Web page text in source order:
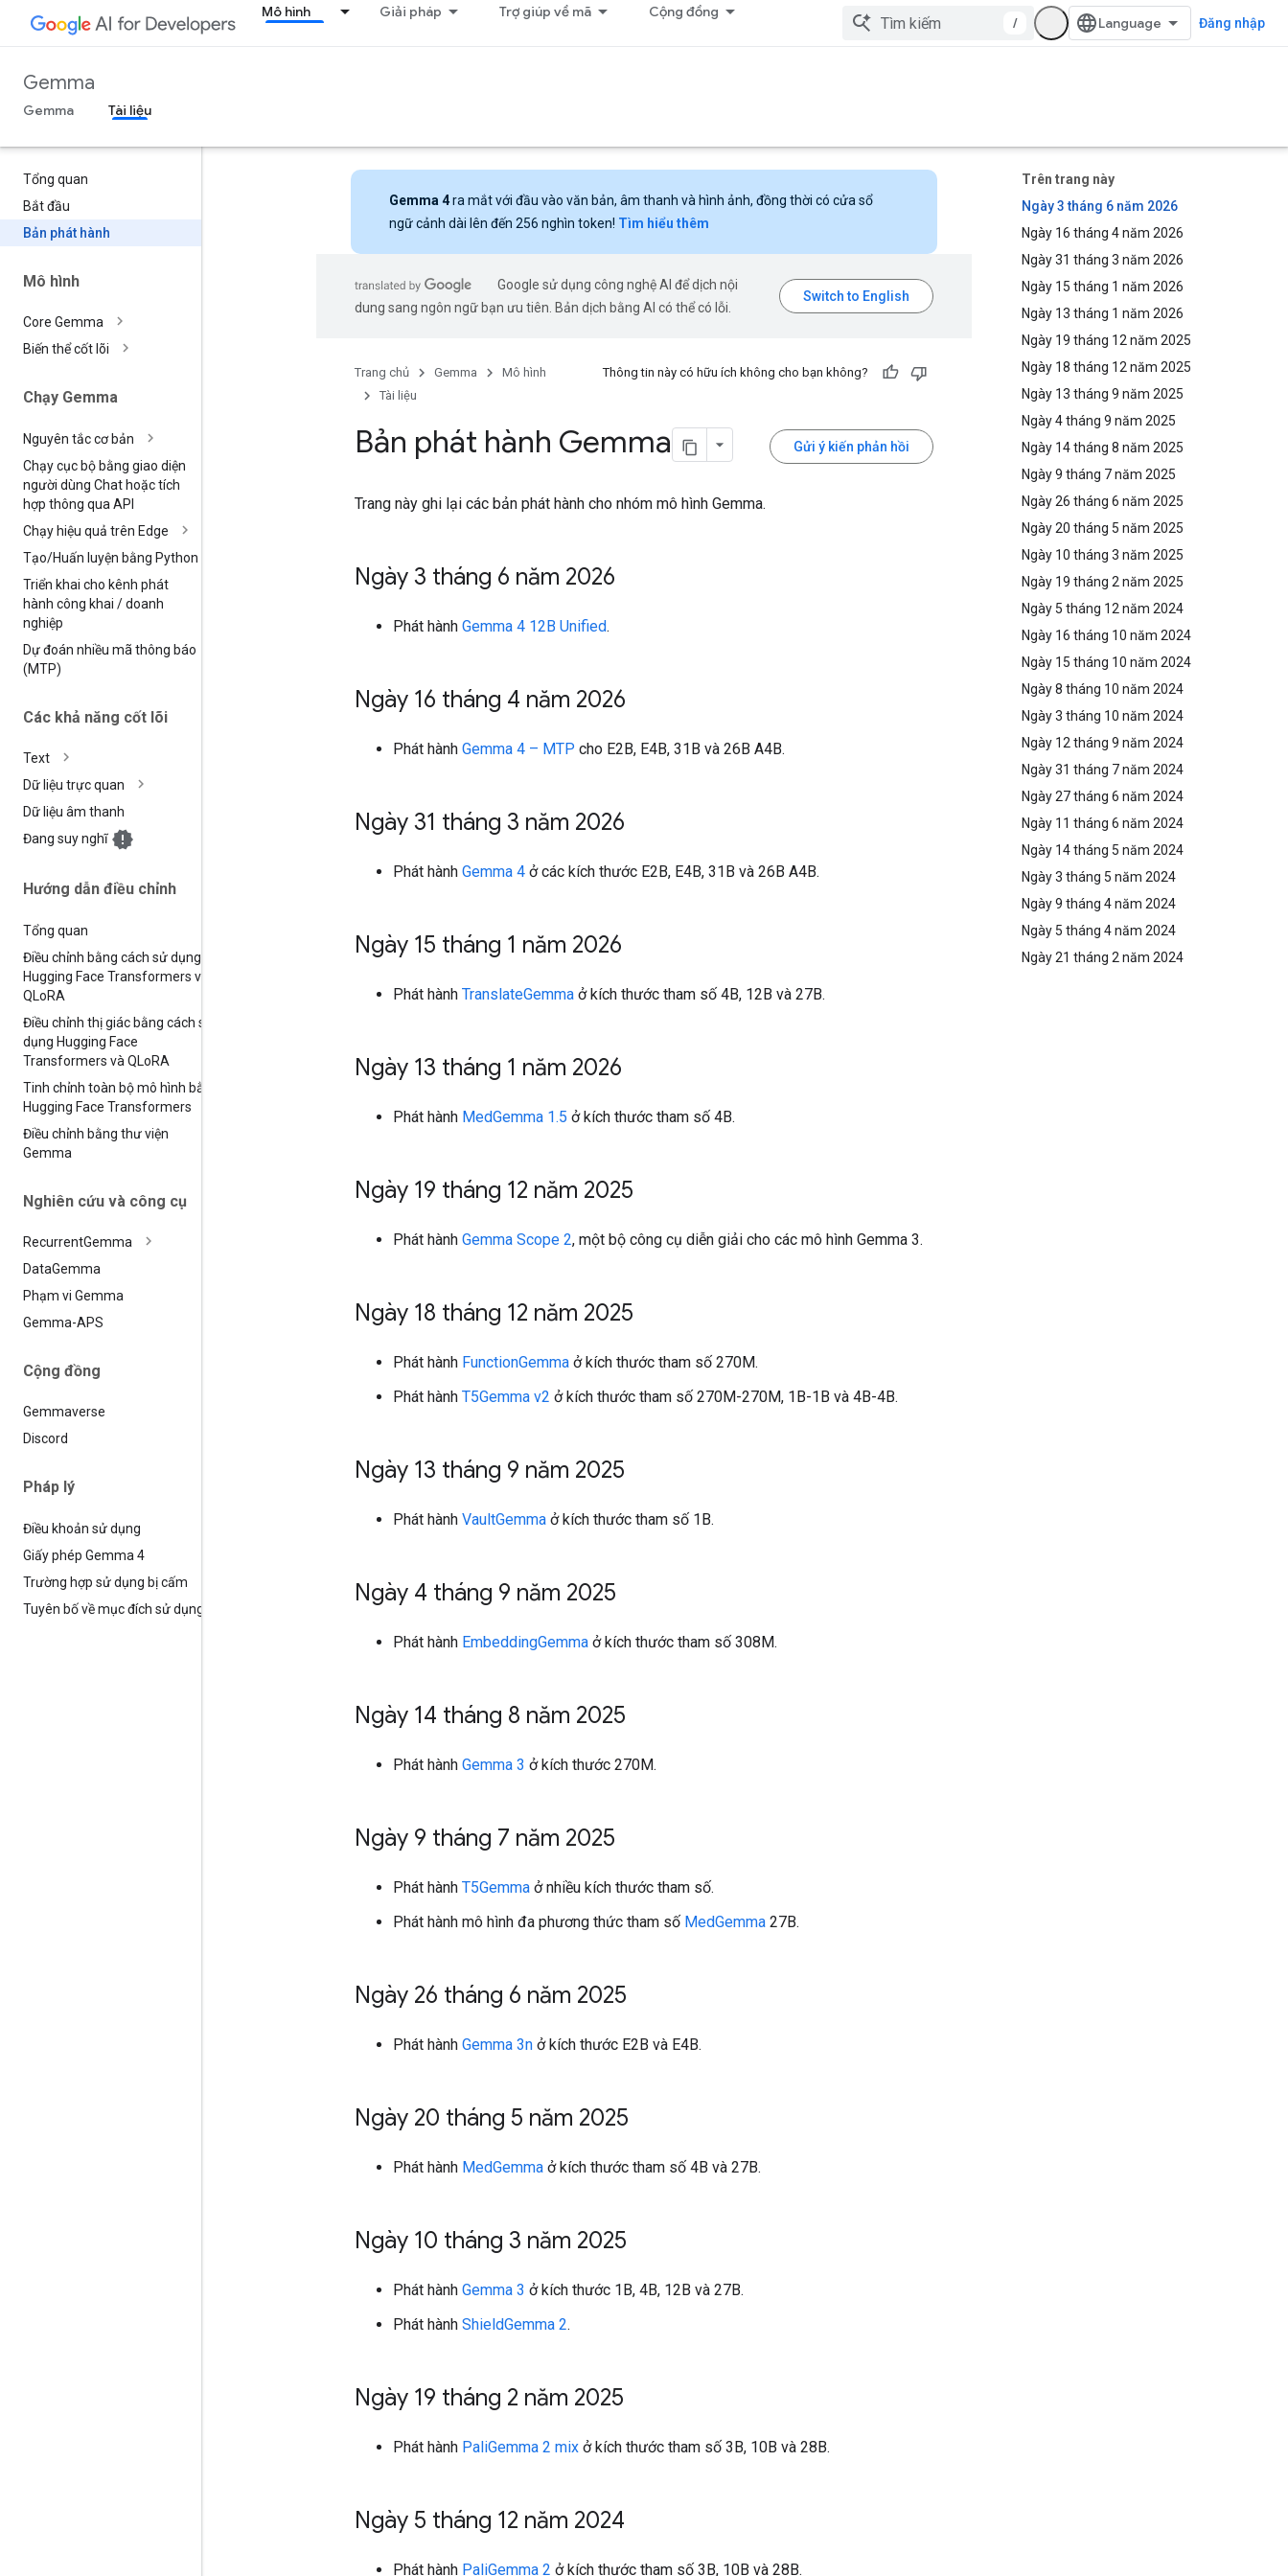
Mô hình Giải pháp Trợ giúp về mã Cộng đồng
/ Đăng nhập
Gemma
Gemma Tài liệu
Tổng quan
Bắt đầu
Bản phát hành
Mô hình
Core Gemma
Biến thể cốt lõi
Chạy Gemma
Nguyên tắc cơ bản
Chạy cục bộ bằng giao diện
người dùng Chat hoặc tích
hợp thông qua API
Chạy hiệu quả trên Edge
Tạo/Huấn luyện bằng Python
Triển khai cho kênh phát
hành công khai /doanh
nghiệp
Dự đoán nhiều mã thông báo
(MTP)
Các khả năng cốt lõi
Text
Dữ liệu trực quan
Dữ liệu âm thanh
Đang suy nghĩ
Hướng dẫn điều chỉnh
Tổng quan
Điều chỉnh bằng cách sử dụng
Hugging Face Transformers và
QLoRA
Điều chỉnh thị giác bằng cách sử
dụng Hugging Face
Transformers và QLoRA
Tinh chỉnh toàn bộ mô hình bằng
Hugging Face Transformers
Điều chỉnh bằng thư viện
Gemma
Nghiên cứu và công cụ
RecurrentGemma
DataGemma
Phạm vi Gemma
Gemma-APS
Cộng đồng
Gemmaverse
Discord
Pháp lý
Điều khoản sử dụng
Giấy phép Gemma 4
Trường hợp sử dụng bị cấm
Tuyên bố về mục đích sử dụng
Trên trang này
Ngày 3 tháng 6 năm 2026
Ngày 16 tháng 4 năm 2026
Ngày 31 tháng 3 năm 2026
Ngày 15 tháng 1 năm 2026
Ngày 13 tháng 1 năm 2026
Ngày 19 tháng 12 năm 2025
Ngày 18 tháng 12 năm 2025
Ngày 13 tháng 9 năm 2025
Ngày 4 tháng 9 năm 2025
Ngày 14 tháng 8 năm 2025
Ngày 9 tháng 7 năm 2025
Ngày 26 tháng 6 năm 2025
Ngày 20 tháng 5 năm 2025
Ngày 10 tháng 3 năm 2025
Ngày 19 tháng 2 năm 2025
Ngày 5 tháng 12 năm 2024
Ngày 16 tháng 10 năm 2024
Ngày 15 tháng 10 năm 2024
Ngày 8 tháng 10 năm 2024
Ngày 3 tháng 10 năm 2024
Ngày 12 tháng 9 năm 2024
Ngày 31 tháng 7 năm 2024
Ngày 27 tháng 6 năm 2024
Ngày 11 tháng 6 năm 2024
Ngày 14 tháng 5 năm 2024
Ngày 3 tháng 5 năm 2024
Ngày 9 tháng 4 năm 2024
Ngày 5 tháng 4 năm 2024
Ngày 21 tháng 2 năm 2024
Gemma 4ra mắt với đầu vào văn bản, âm thanh và hình ảnh, đồng thời có cửa sổ
ngữ cảnh dài lên đến 256 nghìn token! Tìm hiểu thêm
Google sử dụng công nghệ AI để dịch nội
dung sang ngôn ngữ bạn ưu tiên. Bản dịch bằng AI có thể có lỗi.
Trang chủ Gemma
Mô hình
Tài liệu
Thông tin này có hữu ích không cho bạn không?
Gửi ý kiến phản hồi
Bản phát hành Gemma
Trang này ghi lại các bản phát hành cho nhóm mô hình Gemma.
Ngày 3 tháng 6 năm 2026
Phát hành Gemma 4 12B Unified.
Ngày 16 tháng 4 năm 2026
Phát hành Gemma 4 – MTP cho E2B, E4B, 31B và 26B A4B.
Ngày 31 tháng 3 năm 2026
Phát hành Gemma 4 ở các kích thước E2B, E4B, 31B và 26B A4B.
Ngày 15 tháng 1 năm 2026
Phát hành TranslateGemma ở kích thước tham số 4B, 12B và 27B.
Ngày 13 tháng 1 năm 2026
Phát hành MedGemma 1.5 ở kích thước tham số 4B.
Ngày 19 tháng 12 năm 2025
Phát hành Gemma Scope 2, một bộ công cụ diễn giải cho các mô hình Gemma 3.
Ngày 18 tháng 12 năm 2025
Phát hành FunctionGemma ở kích thước tham số 270M.
Phát hành T5Gemma v2 ở kích thước tham số 270M-270M, 1B-1B và 4B-4B.
Ngày 13 tháng 9 năm 2025
Phát hành VaultGemma ở kích thước tham số 1B.
Ngày 4 tháng 9 năm 2025
Phát hành EmbeddingGemma ở kích thước tham số 308M.
Ngày 14 tháng 8 năm 2025
Phát hành Gemma 3 ở kích thước 270M.
Ngày 9 tháng 7 năm 2025
Phát hành T5Gemma ở nhiều kích thước tham số.
Phát hành mô hình đa phương thức tham số MedGemma 27B.
Ngày 26 tháng 6 năm 2025
Phát hành Gemma 3n ở kích thước E2B và E4B.
Ngày 20 tháng 5 năm 2025
Phát hành MedGemma ở kích thước tham số 4B và 27B.
Ngày 10 tháng 3 năm 2025
Phát hành Gemma 3 ở kích thước 1B, 4B, 12B và 27B.
Phát hành ShieldGemma 2.
Ngày 19 tháng 2 năm 2025
Phát hành PaliGemma 2 mix ở kích thước tham số 3B, 10B và 28B.
Ngày 5 tháng 12 năm 2024
Phát hành PaliGemma 2 ở kích thước tham số 3B, 10B và 28B.